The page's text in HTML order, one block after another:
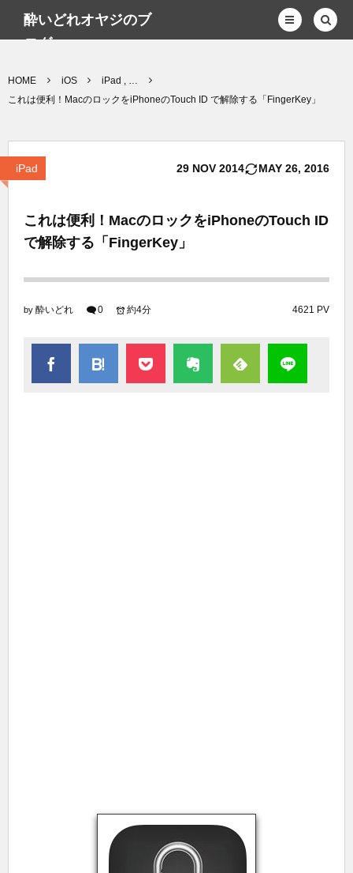
酔いどれオヤジのブ
ログwp
HOME iOS
iPad , …
これは便利！MacのロックをiPhoneのTouch ID で解除する「FingerKey」
iPad 29 NOV 2014 MAY 26, 2016
これは便利！MacのロックをiPhoneのTouch ID
で解除する「FingerKey」
by 酔いどれ 0 4621 PV
約4分